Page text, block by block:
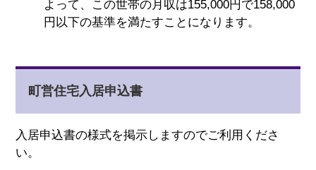
よって、この世帯の月収は155,000円で158,000
円以下の基準を満たすことになります。
町営住宅入居申込書
入居申込書の様式を掲示しますのでご利用くださ
い。